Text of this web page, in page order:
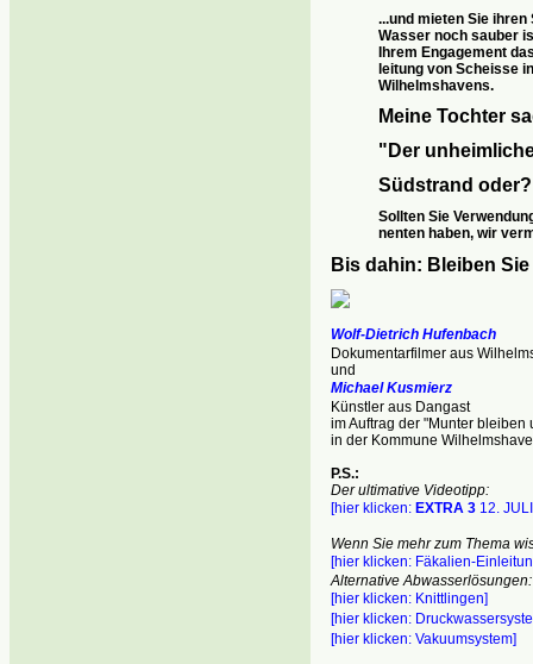
...und mieten Sie
Wasser noch sauber
Ihrem Engagement
leitung von Scheisse
Wilhelmshavens.
Meine Tochter
"Der
Südstrand
Sollten Sie
nenten haben, wir
Bis dahin: Bleiben
Wolf-Dietrich Hufenbach
Dokumentarfilmer aus
und
Michael Kusmierz
Künstler aus Dangast
im Auftrag der "Munter
in der Kommune
P.S.:
Der ultimative Videotipp:
[hier klicken: EXTRA 312.
Wenn Sie mehr zum Thema
[hier klicken: Fäkalien-
Alternative Abwasserlösungen:
[hier klicken: Knittlingen]
[hier klicken:
[hier klicken: Vakuumsystem]